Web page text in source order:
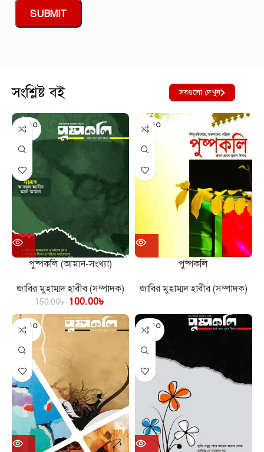
সংশ্লিষ্ট বই সবগুলো দেখুন
SOLD O
UT
পুষ্পকলি (আমান-সংখ্যা)
জাবির মুহাম্মদ হাবীব (সম্পাদক)
150.00৳ 100.00৳
SOLD O
UT
পুষ্পকলি
জাবির মুহাম্মদ হাবীব (সম্পাদক)
SOLD O
UT
SOLD O
UT